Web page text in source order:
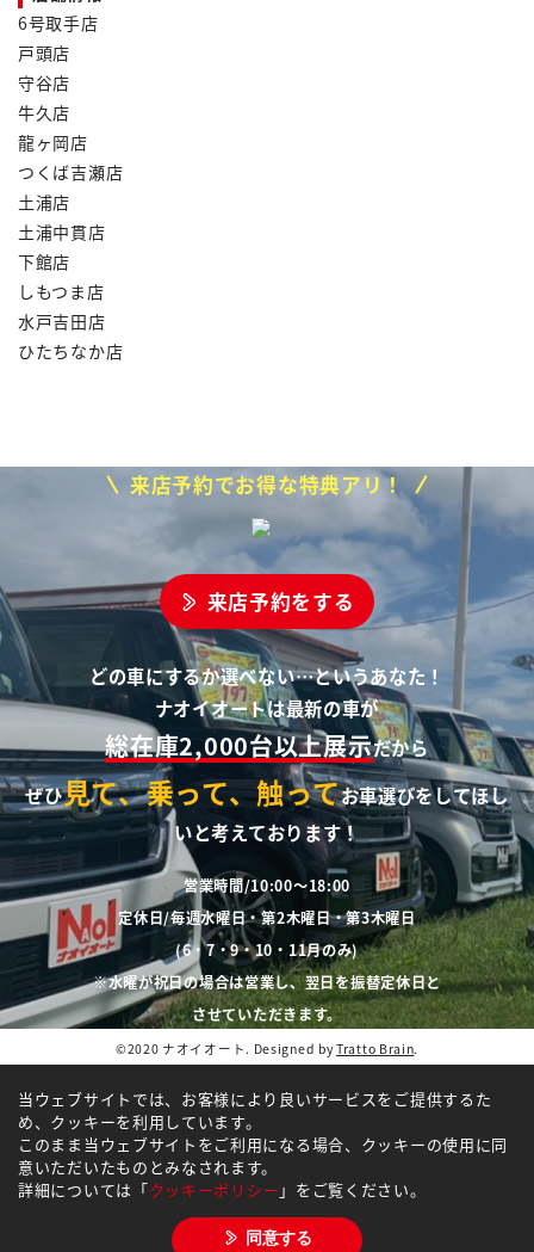
6号取手店
戸頭店
守谷店
牛久店
龍ヶ岡店
つくば吉瀬店
土浦店
土浦中貫店
下館店
しもつま店
水戸吉田店
ひたちなか店
来店予約でお得な特典アリ！
来店予約をする
どの車にするか選べない…というあなた！
ナオイオートは最新の車が
総在庫2,000台以上展示だから
ぜひ見て、乗って、触ってお車選びをしてほし
いと考えております！
営業時間/10:00～18:00
定休日/毎週水曜日・第2木曜日・第3木曜日
(6・7・9・10・11月のみ)
※水曜が祝日の場合は営業し、翌日を振替定休日と
させていただきます。
©2020 ナオイオート. Designed byTratto Brain.
当ウェブサイトでは、お客様により良いサービスをご提供するた
め、クッキーを利用しています。
このまま当ウェブサイトをご利用になる場合、クッキーの使用に同
意いただいたものとみなされます。
詳細については「クッキーポリシー 」をご覧ください。
同意する